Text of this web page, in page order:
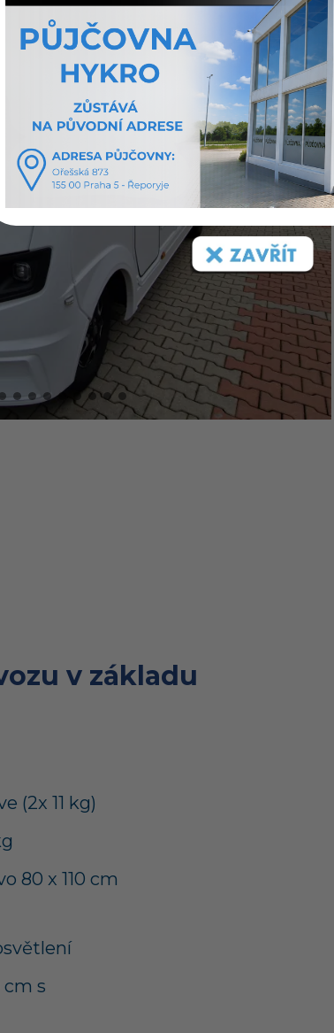
v základu
(2x 11 kg)
80 x 110 cm
s